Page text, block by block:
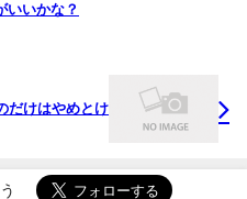
いいかな？
だけはやめとけ